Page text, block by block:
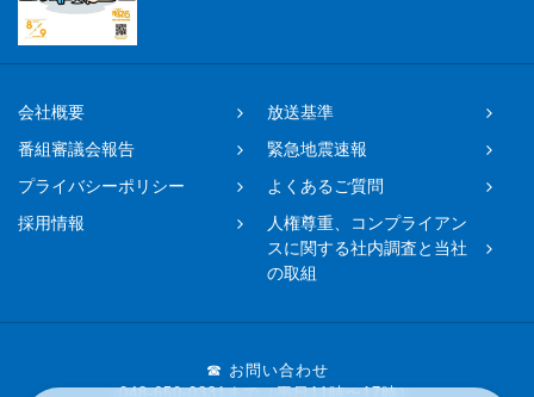
会社概要
放送基準
番組審議会報告
緊急地震速報
プライバシーポリシー
よくあるご質問
採用情報
人権尊重、コンプライアン
スに関する社内調査と当社
の取組
☎ お問い合わせ
048-650-0331まで（平日11時〜17時）